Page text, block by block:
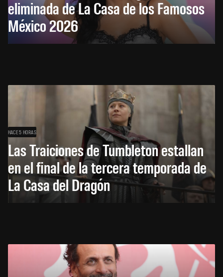
eliminada de La Casa de los Famosos
México 2026
HACE 5 HORAS
Las Traiciones de Tumbleton estallan
en el final de la tercera temporada de
La Casa del Dragón